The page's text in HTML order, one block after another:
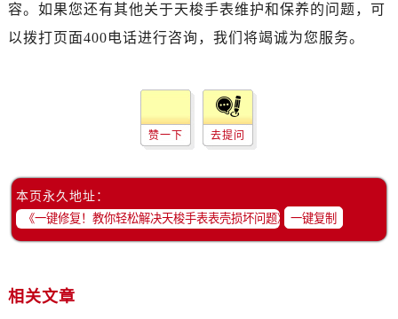
容。如果您还有其他关于天梭手表维护和保养的问题，可
以拨打页面400电话进行咨询，我们将竭诚为您服务。
赞一下 去提问
本页永久地址：
一键复制
相关文章